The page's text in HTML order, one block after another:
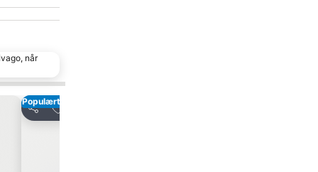
når
Populært valg
Del
Føj til favoritter